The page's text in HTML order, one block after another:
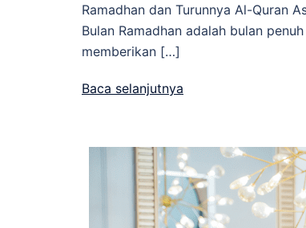
Ramadhan dan Turunnya Al-Quran
Bulan Ramadhan adalah bulan
memberikan […]
Baca selanjutnya